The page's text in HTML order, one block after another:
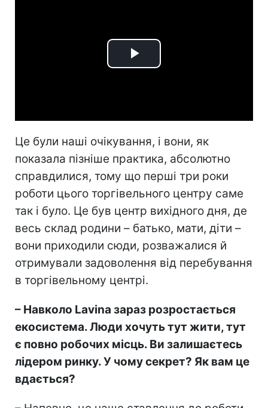
Play
Це були наші очікування, і вони, як
показала пізніше практика, абсолютно
справдилися, тому що перші три роки
роботи цього торгівельного центру саме
так і було. Це був центр вихідного дня, де
весь склад родини – батько, мати, діти –
вони приходили сюди, розважалися й
отримували задоволення від перебування
в торгівельному центрі.
– Навколо Lavina зараз розростається
екосистема. Люди хочуть тут жити, тут
є повно робочих місць. Ви залишаєтесь
лідером ринку. У чому секрет? Як вам це
вдається?